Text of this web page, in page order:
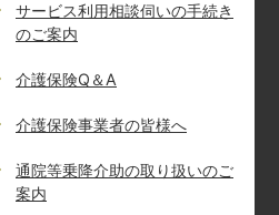
サービス利用相談伺いの手続き
のご案内
介護保険Q＆A
介護保険事業者の皆様へ
通院等乗降介助の取り扱いのご
案内